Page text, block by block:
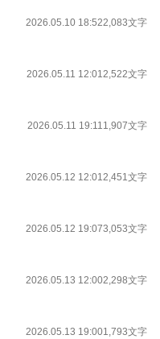
2026.05.10 18:522,083文字
2026.05.11 12:012,522文字
2026.05.11 19:111,907文字
2026.05.12 12:012,451文字
2026.05.12 19:073,053文字
2026.05.13 12:002,298文字
2026.05.13 19:001,793文字